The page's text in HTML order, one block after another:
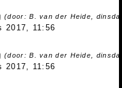
(door: B. van der Heide,
2017, 11:56
(door: B. van der Heide,
2017, 11:56